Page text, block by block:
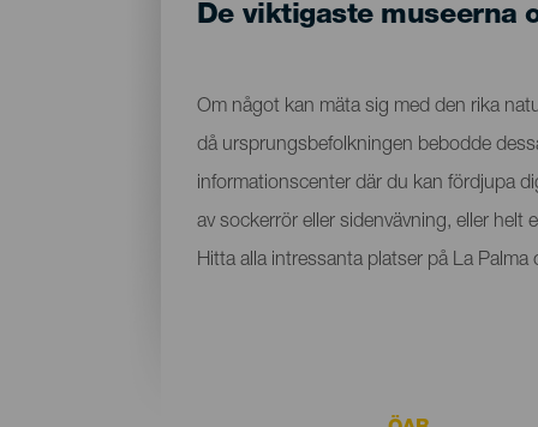
De viktigaste museerna
Om något kan mäta sig med den rika
då ursprungsbefolkningen bebodde
informationscenter där du kan fördjupa
av sockerrör eller sidenvävning, eller
Hitta alla intressanta platser på La